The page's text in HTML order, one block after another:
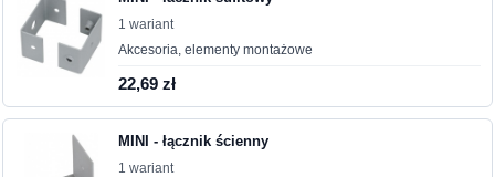
1 wariant
Akcesoria, elementy montażowe
22,69 zł
MINI - łącznik ścienny
1 wariant